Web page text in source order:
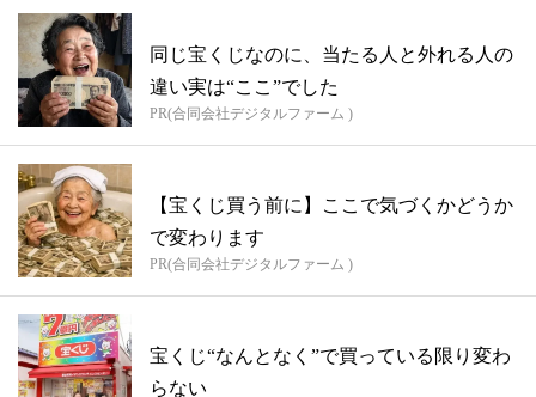
同じ宝くじなのに、当たる人と外れる人の
違い実は“ここ”でした
PR(合同会社デジタルファーム )
【宝くじ買う前に】ここで気づくかどうか
で変わります
PR(合同会社デジタルファーム )
宝くじ“なんとなく”で買っている限り変わ
らない